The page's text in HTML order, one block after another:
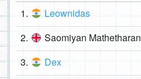
1.
Leownidas
2. Saomiyan Mathetharan
3. Dex